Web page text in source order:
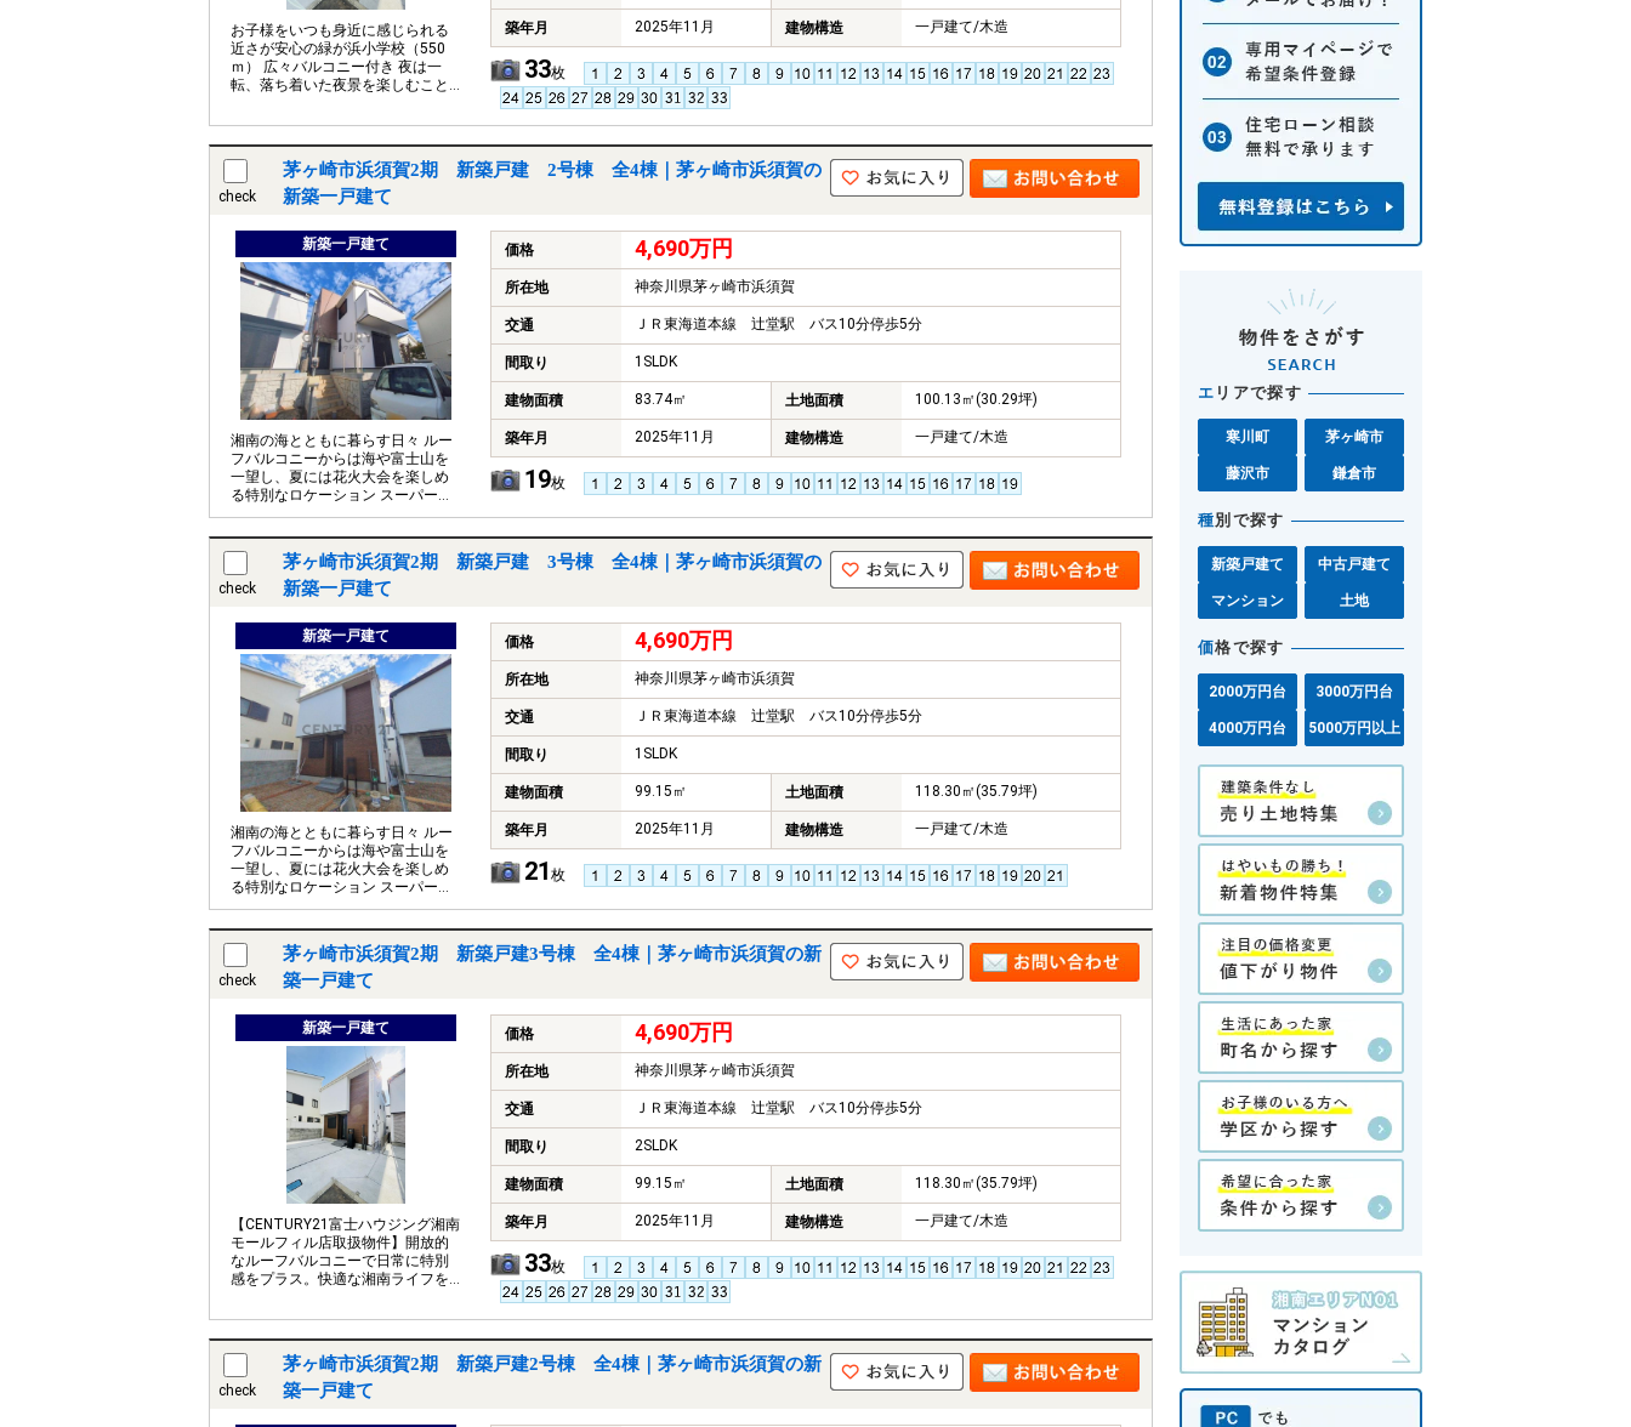
お子様をいつも身近に感じられる
近さが安心の緑が浜小学校（550
ｍ） 広々バルコニー付き 夜は一
転、落ち着いた夜景を楽しむこと
も増えます
築年月 2025年11月 建物構造 一戸建て/木造
33枚
check
茅ヶ崎市浜須賀2期 新築戸建 2号棟 全4棟｜茅ヶ崎市浜須賀の
新築一戸建て
新築一戸建て
湘南の海とともに暮らす日々 ルー
フバルコニーからは海や富士山を
一望し、夏には花火大会を楽しめ
る特別なロケーション スーパーや
ドラッグストア、小中学校も徒歩
価格 4,690万円
所在地 神奈川県茅ヶ崎市浜須賀
交通 ＪＲ東海道本線 辻堂駅 バス10分停歩5分
間取り 1SLDK
建物面積 83.74㎡ 土地面積 100.13㎡(30.29坪)
築年月 2025年11月 建物構造 一戸建て/木造
19枚
check
茅ヶ崎市浜須賀2期 新築戸建 3号棟 全4棟｜茅ヶ崎市浜須賀の
新築一戸建て
新築一戸建て
湘南の海とともに暮らす日々 ルー
フバルコニーからは海や富士山を
一望し、夏には花火大会を楽しめ
る特別なロケーション スーパーや
ドラッグストア、小中学校も徒歩
価格 4,690万円
所在地 神奈川県茅ヶ崎市浜須賀
交通 ＪＲ東海道本線 辻堂駅 バス10分停歩5分
間取り 1SLDK
建物面積 99.15㎡ 土地面積 118.30㎡(35.79坪)
築年月 2025年11月 建物構造 一戸建て/木造
21 枚
check
茅ヶ崎市浜須賀2期 新築戸建3号棟 全4棟｜茅ヶ崎市浜須賀の新
築一戸建て
新築一戸建て
【CENTURY21富士ハウジング湘南
モールフィル店取扱物件】開放的
なルーフバルコニーで日常に特別
感をプラス。快適な湘南ライフを
価格 4,690万円
所在地 神奈川県茅ヶ崎市浜須賀
交通 ＪＲ東海道本線 辻堂駅 バス10分停歩5分
間取り 2SLDK
建物面積 99.15㎡ 土地面積 118.30㎡(35.79坪)
築年月 2025年11月 建物構造 一戸建て/木造
33枚
check
茅ヶ崎市浜須賀2期 新築戸建2号棟 全4棟｜茅ヶ崎市浜須賀の新
築一戸建て
エ リアで探す
寒川町 茅ヶ崎市
藤沢市 鎌倉市
種別で探す
新築戸建て 中古戸建て
マンション 土地
価格で探す
2000万円台 3000万円台
4000万円台 5000万円以上